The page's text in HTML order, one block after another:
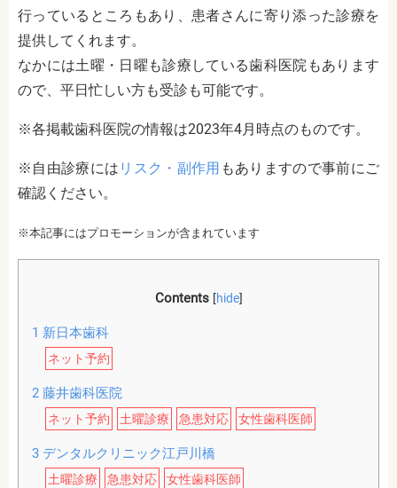
行っているところもあり、患者さんに寄り添った診療を
提供してくれます。
なかには土曜・日曜も診療している歯科医院もあります
ので、平日忙しい方も受診も可能です。
※各掲載歯科医院の情報は2023年4月時点のものです。
※自由診療には リスク・副作用 もありますので事前にご
確認ください。
※本記事にはプロモーションが含まれています
Contents [hide]
1 新日本歯科
ネット予約
2藤井歯科医院
ネット予約 土曜診療 急患対応 女性歯科医師
3デンタルクリニック江戸川橋
土曜診療 急患対応 女性歯科医師